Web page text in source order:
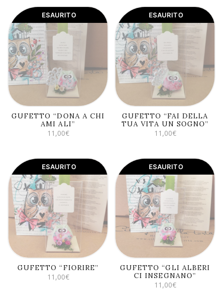
ESAURITO
LEGGI TUTTO
GUFETTO “DONA A CHI
AMI ALI”
11,00€
ESAURITO
LEGGI TUTTO
GUFETTO “FAI DELLA
TUA VITA UN SOGNO”
11,00€
ESAURITO
LEGGI TUTTO
GUFETTO “FIORIRE”
11,00€
ESAURITO
LEGGI TUTTO
GUFETTO “GLI ALBERI
CI INSEGNANO”
11,00€